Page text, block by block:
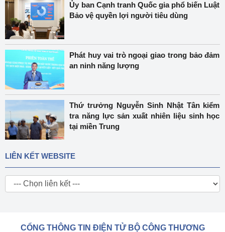
Ủy ban Cạnh tranh Quốc gia phổ biến Luật
Bảo vệ quyền lợi người tiêu dùng
Phát huy vai trò ngoại giao trong bảo đảm
an ninh năng lượng
Thứ trưởng Nguyễn Sinh Nhật Tân kiểm
tra năng lực sản xuất nhiên liệu sinh học
tại miền Trung
LIÊN KẾT WEBSITE
CỔNG THÔNG TIN ĐIỆN TỬ BỘ CÔNG THƯƠNG